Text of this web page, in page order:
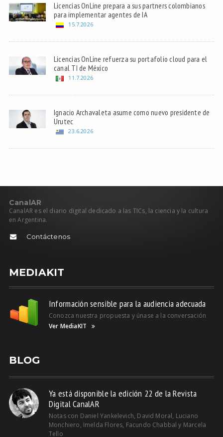
Licencias OnLine prepara a sus partners colombianos
para implementar agentes de IA
15.7.2026
Licencias OnLine refuerza su portafolio cloud para el
canal TI de México
11.7.2026
Ignacio Archavaleta asume como nuevo presidente de
Urutec
23.6.2026
CanalAR
CanalAR es el diario digital dedicado a las TICs, la ciencia y la cultura
en Argentina.
Contáctenos
MEDIAKIT
Información sensible para la audiencia adecuada
Conozca nuestra propuesta y únase a la conversación
Ver MediaKIT
BLOG
Ya está disponible la edición 22 de la Revista
Digital CanalAR
Notas con Daniel Yankelevich, David Moral, Luciano
Monchiero, Imelda Flores, Facundo Chabbal y Marcela
Tello